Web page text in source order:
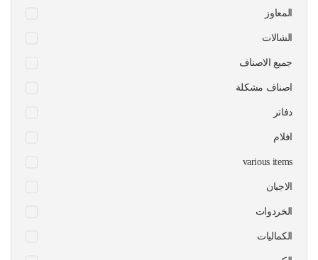
المعاوز
الشالات
جميع الاصناف
اصناف مشكلة
دفاتر
افلام
various items
الاجبان
الخردوات
الكماليات